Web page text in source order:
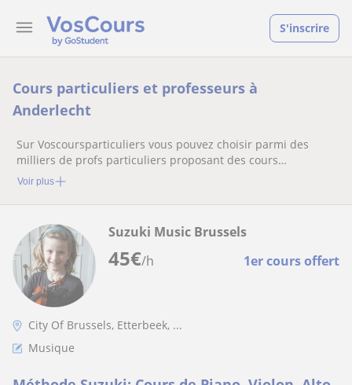
S'inscrire
Cours particuliers et professeurs à
Anderlecht
Sur Voscoursparticuliers vous pouvez choisir parmi des
milliers de profs particuliers proposant des cours
particuliers
Voir plus
45€/h 1er cours offert
Suzuki Music Brussels
City Of Brussels, Etterbeek, ...
Musique